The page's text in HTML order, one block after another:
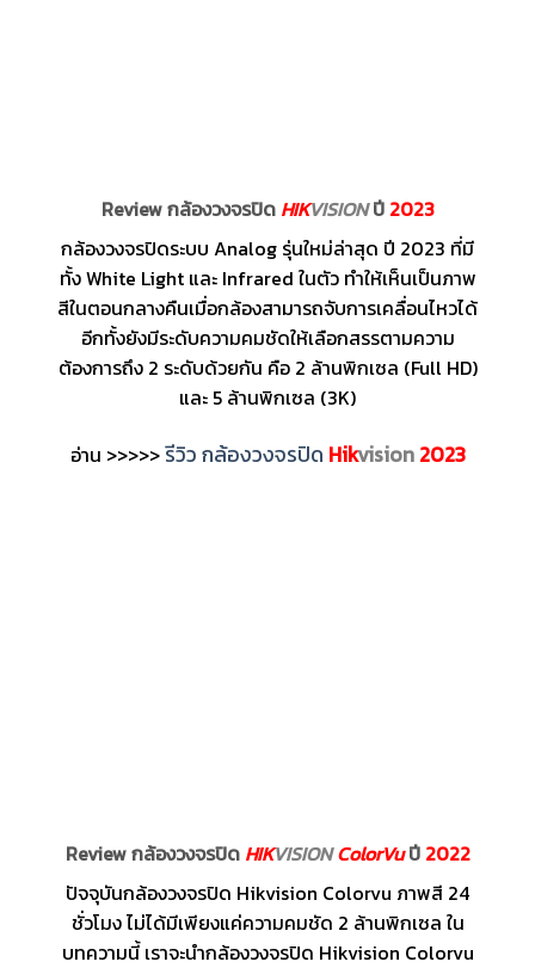
Review กล้องวงจรปิด HIKVISIONปี 2023
กล้องวงจรปิดระบบ Analog รุ่นใหม่ล่าสุด ปี 2023 ที่มี
ทั้ง White Light และ Infrared ในตัว ทำให้เห็นเป็นภาพ
สีในตอนกลางคืนเมื่อกล้องสามารถจับการเคลื่อนไหวได้
อีกทั้งยังมีระดับความคมชัดให้เลือกสรรตามความ
ต้องการถึง 2 ระดับด้วยกัน คือ 2 ล้านพิกเซล (Full HD)
และ 5 ล้านพิกเซล (3K)
อ่าน >>>>>รีวิว กล้องวงจรปิด Hikvision 2023
Review กล้องวงจรปิด HIKVISIONColorVuปี 2022
ปัจจุบันกล้องวงจรปิด Hikvision Colorvu ภาพสี 24
ชั่วโมง ไม่ได้มีเพียงแค่ความคมชัด 2 ล้านพิกเซล ใน
บทความนี้ เราจะนำกล้องวงจรปิด Hikvision Colorvu